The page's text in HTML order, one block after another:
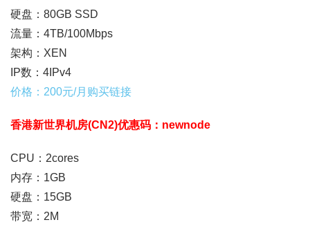
硬盘：80GB SSD
流量：4TB/100Mbps
架构：XEN
IP数：4IPv4
价格：200元/月购买链接
香港新世界机房(CN2)优惠码：newnode
CPU：2cores
内存：1GB
硬盘：15GB
带宽：2M